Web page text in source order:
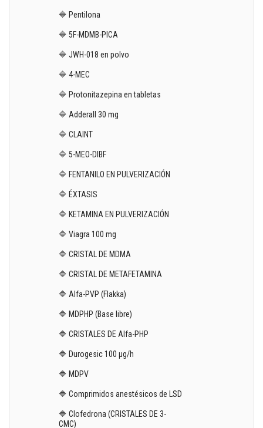
🔷 Pentilona
🔷 5F-MDMB-PICA
🔷 JWH-018 en polvo
🔷 4-MEC
🔷 Protonitazepina en tabletas
🔷 Adderall 30 mg
🔷 CLAINT
🔷 5-MEO-DIBF
🔷 FENTANILO EN PULVERIZACIÓN
🔷 ÉXTASIS
🔷 KETAMINA EN PULVERIZACIÓN
🔷 Viagra 100 mg
🔷 CRISTAL DE MDMA
🔷 CRISTAL DE METAFETAMINA
🔷 Alfa-PVP (Flakka)
🔷 MDPHP (Base libre)
🔷 CRISTALES DE Alfa-PHP
🔷 Durogesic 100 µg/h
🔷 MDPV
🔷 Comprimidos anestésicos de LSD
🔷 Clofedrona (CRISTALES DE 3-
CMC)